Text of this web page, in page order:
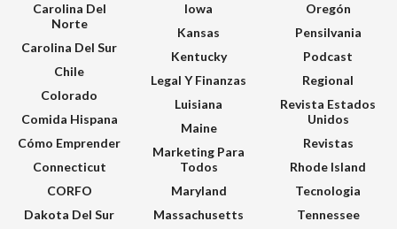
Carolina Del
Norte
Carolina Del Sur
Chile
Colorado
Comida Hispana
Cómo Emprender
Connecticut
CORFO
Dakota Del Sur
Iowa
Kansas
Kentucky
Legal Y Finanzas
Luisiana
Maine
Marketing Para
Todos
Maryland
Massachusetts
Oregón
Pensilvania
Podcast
Regional
Revista Estados
Unidos
Revistas
Rhode Island
Tecnologia
Tennessee